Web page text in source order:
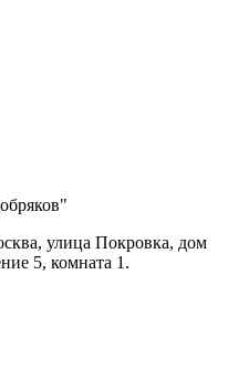
улица Покровка, дом
5, комната 1.